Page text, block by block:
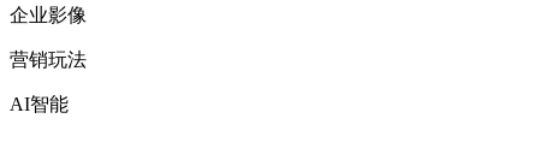
企业影像
营销玩法
AI智能